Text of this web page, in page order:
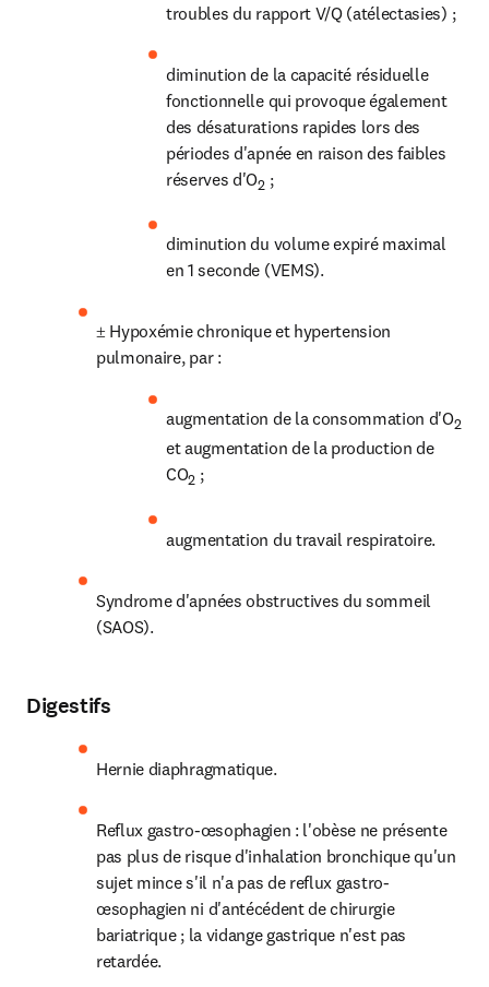
troubles du rapport V/Q (atélectasies) ;
diminution de la capacité résiduelle
fonctionnelle qui provoque également
des désaturations rapides lors des
périodes d'apnée en raison des faibles
réserves d'O2 ;
diminution du volume expiré maximal
en 1 seconde (VEMS).
± Hypoxémie chronique et hypertension
pulmonaire, par :
augmentation de la consommation d'O2
et augmentation de la production de
CO2 ;
augmentation du travail respiratoire.
(SAOS).
Digestifs
Hernie diaphragmatique.
Reflux gastro-œsophagien : l'obèse ne présente
pas plus de risque d'inhalation bronchique qu'un
sujet mince s'il n'a pas de reflux gastro-
œsophagien ni d'antécédent de chirurgie
bariatrique ; la vidange gastrique n'est pas
retardée.